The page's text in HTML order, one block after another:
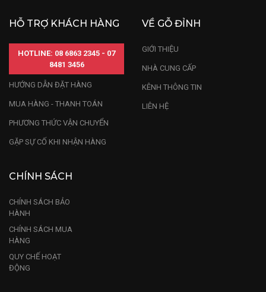
HỖ TRỢ KHÁCH HÀNG
HOTLINE: 08 6863 2345 - 07
8481 3456
HƯỚNG DẪN ĐẶT HÀNG
MUA HÀNG - THANH TOÁN
PHƯƠNG THỨC VẬN CHUYỂN
GẶP SỰ CỐ KHI NHẬN HÀNG
VỀ GỖ ĐỈNH
GIỚI THIỆU
NHÀ CUNG CẤP
KÊNH THÔNG TIN
LIÊN HỆ
CHÍNH SÁCH
CHÍNH SÁCH BẢO
HÀNH
CHÍNH SÁCH MUA
HÀNG
QUY CHẾ HOẠT
ĐỘNG